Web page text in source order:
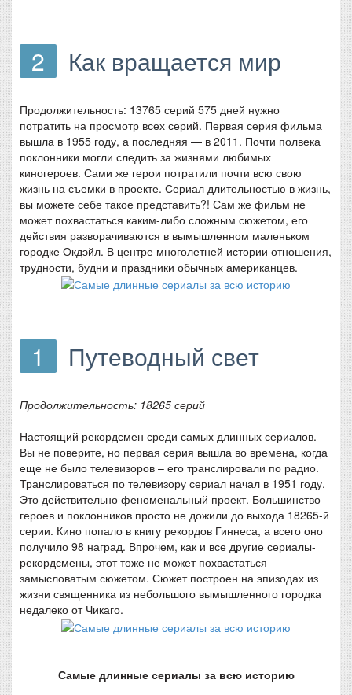
2 Как вращается мир
Продолжительность: 13765 серий 575 дней нужно
потратить на просмотр всех серий. Первая серия фильма
вышла в 1955 году, а последняя — в 2011. Почти полвека
поклонники могли следить за жизнями любимых
киногероев. Сами же герои потратили почти всю свою
жизнь на съемки в проекте. Сериал длительностью в жизнь,
вы можете себе такое представить?! Сам же фильм не
может похвастаться каким-либо сложным сюжетом, его
действия разворачиваются в вымышленном маленьком
городке Окдэйл. В центре многолетней истории отношения,
трудности, будни и праздники обычных американцев.
1 Путеводный свет
Продолжительность: 18265 серий
Настоящий рекордсмен среди самых длинных сериалов.
Вы не поверите, но первая серия вышла во времена, когда
еще не было телевизоров – его транслировали по радио.
Транслироваться по телевизору сериал начал в 1951 году.
Это действительно феноменальный проект. Большинство
героев и поклонников просто не дожили до выхода 18265-й
серии. Кино попало в книгу рекордов Гиннеса, а всего оно
получило 98 наград. Впрочем, как и все другие сериалы-
рекордсмены, этот тоже не может похвастаться
замысловатым сюжетом. Сюжет построен на эпизодах из
жизни священника из небольшого вымышленного городка
недалеко от Чикаго.
Самые длинные сериалы за всю историю